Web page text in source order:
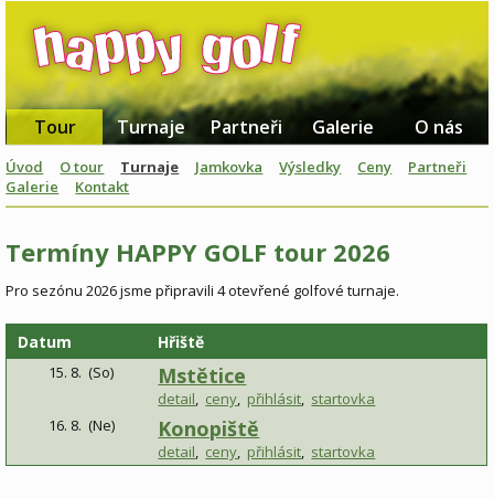
Tour Turnaje Partneři Galerie O nás
Úvod O tour Turnaje Jamkovka Výsledky Ceny
Partneři
Galerie
Kontakt
Termíny HAPPY GOLF tour 2026
Pro sezónu 2026 jsme připravili 4 otevřené golfové turnaje.
Datum Hřiště
15. 8. (so) Mstětice
detail, ceny, přihlásit, startovka
16. 8. (ne) Konopiště
detail, ceny, přihlásit, startovka